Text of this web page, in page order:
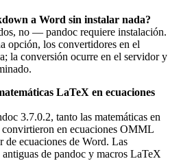
a Word sin instalar nada?
no — pandoc requiere instalación.
opción, los convertidores en el
la conversión ocurre en el servidor y
LaTeX en ecuaciones
3.7.0.2, tanto las matemáticas en
en ecuaciones OMML
de ecuaciones de Word. Las
de pandoc y macros LaTeX